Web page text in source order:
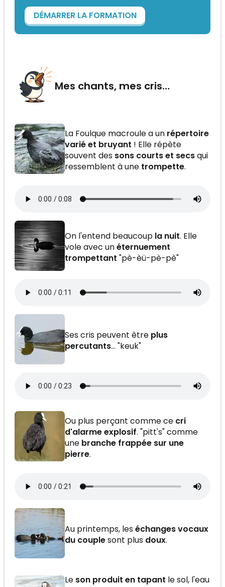
DÉMARRER LA FORMATION
Mes chants, mes cris…
La Foulque macroule a un répertoire
varié et bruyant ! Elle répète
souvent des sons courts et secsqui
ressemblent à une trompette.
On l'entend beaucoup la nuit. Elle
vole avec unéternuement
trompettant "pè-èü-pè-pè"
Ses cris peuvent être plus
percutants… "keuk"
Ou plus perçant comme ce cri
d'alarme explosif. "pitt's" comme
une branche frappée sur une
pierre.
Au printemps, leséchanges vocaux
du couplesont plus doux.
Le son produit en tapant le sol, l'eau